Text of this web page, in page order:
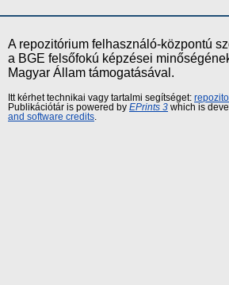
A repozitórium felhasználó-központú
a BGE felsőfokú képzései
Magyar Állam támogatásával.
Itt kérhet technikai vagy tartalmi segítséget:
Publikációtár is powered by EPrints 3 which is
and software credits